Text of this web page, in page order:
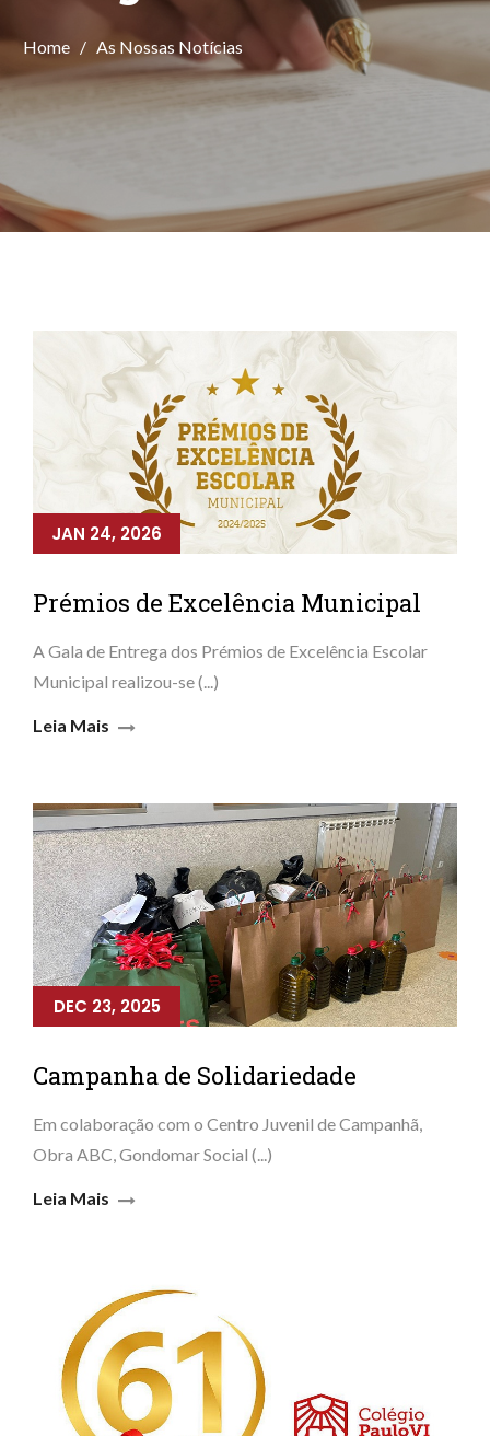
Home / As Nossas Notícias
JAN 24, 2026
Prémios de Excelência Municipal
A Gala de Entrega dos Prémios de Excelência Escolar
Municipal realizou-se (...)
Leia Mais
DEC 23, 2025
Campanha de Solidariedade
Em colaboração com o Centro Juvenil de Campanhã,
Obra ABC, Gondomar Social (...)
Leia Mais